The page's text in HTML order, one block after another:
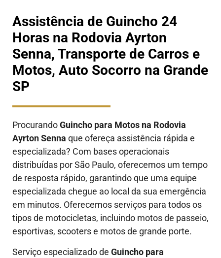
Assistência de Guincho 24
Horas na Rodovia Ayrton
Senna, Transporte de Carros e
Motos, Auto Socorro na Grande
SP
ProcurandoGuincho para Motos na Rodovia
Ayrton Senna que ofereça assistência rápida e
especializada? Com bases operacionais
distribuídas por São Paulo, oferecemos um tempo
de resposta rápido, garantindo que uma equipe
especializada chegue ao local da sua emergência
em minutos. Oferecemos serviços para todos os
tipos de motocicletas, incluindo motos de passeio,
esportivas, scooters e motos de grande porte.
Serviço especializado de Guincho para